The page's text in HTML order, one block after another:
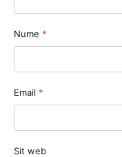
Nume *
Email *
Sit web